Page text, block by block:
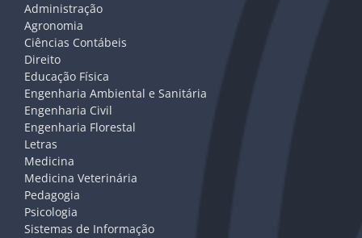
Administração
Agronomia
Ciências Contábeis
Direito
Educação Física
Engenharia Ambiental e Sanitária
Engenharia Civil
Engenharia Florestal
Letras
Medicina
Medicina Veterinária
Pedagogia
Psicologia
Sistemas de Informação